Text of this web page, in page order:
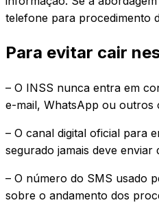
telefone para procedimento
Para evitar cair
– O INSS nunca entra em
e-mail, WhatsApp ou outros
– O canal digital oficial para
segurado jamais deve
– O número do SMS usado
sobre o andamento dos